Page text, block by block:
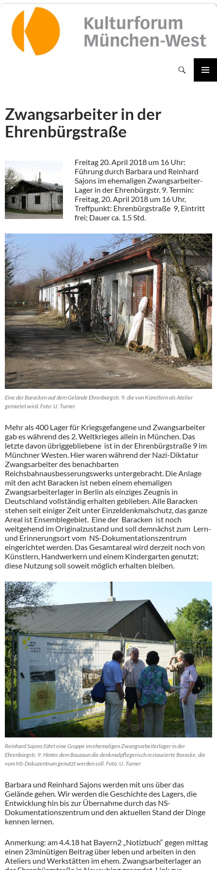
Inhalt
springen
Zwangsarbeiter in der
Ehrenbürgstraße
Freitag 20. April 2018 um 16 Uhr:
Führung durch Barbara und Reinhard
Sajons im ehemaligen Zwangsarbeiter-
Lager in der Ehrenbürgstr. 9. Termin:
Freitag, 20. April 2018 um 16 Uhr,
Treffpunkt: Ehrenbürgstraße 9, Eintritt
frei; Dauer ca. 1.5 Std.
Eine der Baracken auf dem Gelände Ehrenbürgstr. 9, die von Künstlern als Atelier
gemietet wird. Foto: U. Turner
Mehr als 400 Lager für Kriegsgefangene und Zwangsarbeiter
gab es während des 2. Weltkrieges allein in München. Das
letzte davon übriggebliebene ist in der Ehrenbürgstraße 9 im
Münchner Westen. Hier waren während der Nazi-Diktatur
Zwangsarbeiter des benachbarten
Reichsbahnausbesserungswerks untergebracht. Die Anlage
mit den acht Baracken ist neben einem ehemaligen
Zwangsarbeiterlager in Berlin als einziges Zeugnis in
Deutschland vollständig erhalten geblieben. Alle Baracken
stehen seit einiger Zeit unter Einzeldenkmalschutz, das ganze
Areal ist Ensemblegebiet. Eine der Baracken ist noch
weitgehend im Originalzustand und soll demnächst zum Lern-
und Erinnerungsort vom NS-Dokumentationszentrum
eingerichtet werden. Das Gesamtareal wird derzeit noch von
Künstlern, Handwerkern und einem Kindergarten genutzt;
diese Nutzung soll soweit möglich erhalten bleiben.
Reinhard Sajons führt eine Gruppe im ehemaligen Zwangsarbeiterlager in der
Ehrenbürgstr. 9. Hinter dem Bauzaun die denkmalpflegerisch restaurierte Baracke, die
vom NS-Dokuzentrum genutzt werden soll. Foto: U. Turner
Barbara und Reinhard Sajons werden mit uns über das
Gelände gehen. Wir werden die Geschichte des Lagers, die
Entwicklung hin bis zur Übernahme durch das NS-
Dokumentationszentrum und den aktuellen Stand der Dinge
kennen lernen.
Anmerkung: am 4.4.18 hat Bayern2 „Notizbuch“ gegen mittag
einen 23minütigen Beitrag über leben und arbeiten in den
Ateliers und Werkstätten im ehem. Zwangsarbeiterlager an